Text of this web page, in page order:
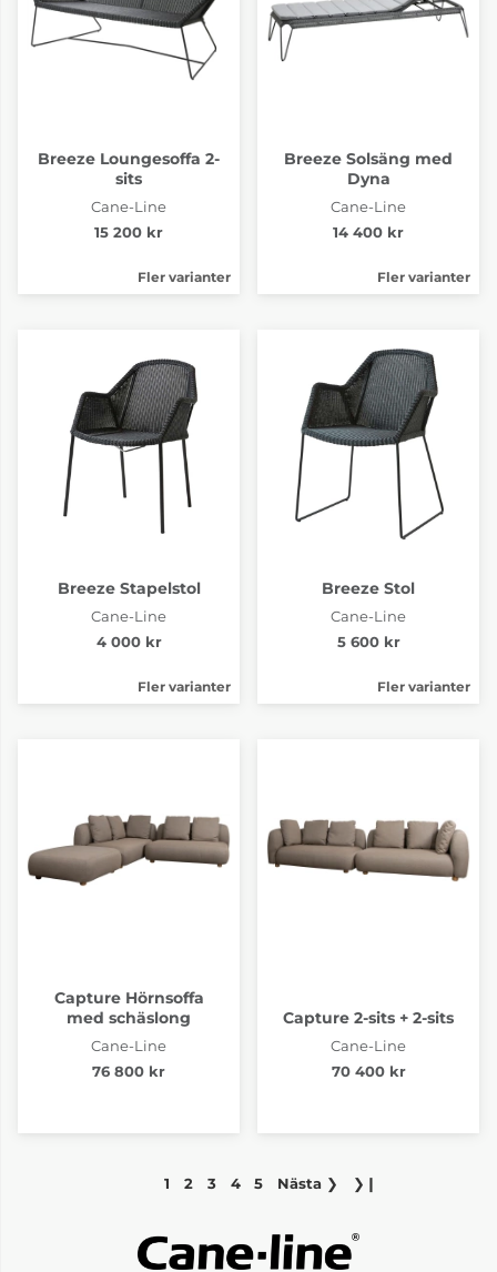
Breeze Loungesoffa 2-
sits
Cane-Line
15 200 kr
Fler varianter
Breeze Solsäng med
Dyna
Cane-Line
14 400 kr
Fler varianter
Breeze Stapelstol
Cane-Line
4 000 kr
Fler varianter
Breeze Stol
Cane-Line
5 600 kr
Fler varianter
Capture Hörnsoffa
med schäslong
Cane-Line
76 800 kr
Capture 2-sits + 2-sits
Cane-Line
70 400 kr
1 2 3 4 5 Nästa ❯ ❯❙